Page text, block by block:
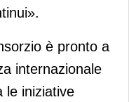
è pronto a
internazionale
le iniziative